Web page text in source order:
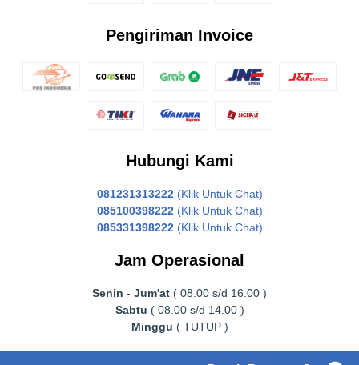
Pengiriman Invoice
Hubungi Kami
081231313222 (Klik Untuk Chat)
085100398222 (Klik Untuk Chat)
085331398222 (Klik Untuk Chat)
Jam Operasional
Senin - Jum'at ( 08.00 s/d 16.00 )
Sabtu ( 08.00 s/d 14.00 )
Minggu ( TUTUP )